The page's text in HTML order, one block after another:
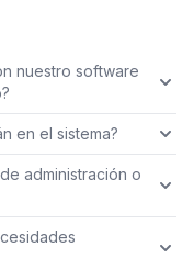
nuestro software
en el sistema?
administración o